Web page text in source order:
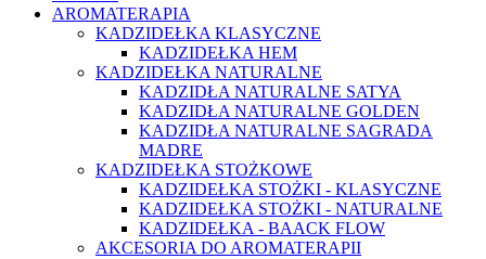
AROMATERAPIA
KADZIDEŁKA KLASYCZNE
KADZIDEŁKA HEM
KADZIDEŁKA NATURALNE
KADZIDŁA NATURALNE SATYA
KADZIDŁA NATURALNE GOLDEN
KADZIDŁA NATURALNE SAGRADA
MADRE
KADZIDEŁKA STOŻKOWE
KADZIDEŁKA STOŻKI - KLASYCZNE
KADZIDEŁKA STOŻKI - NATURALNE
KADZIDEŁKA - BAACK FLOW
AKCESORIA DO AROMATERAPII